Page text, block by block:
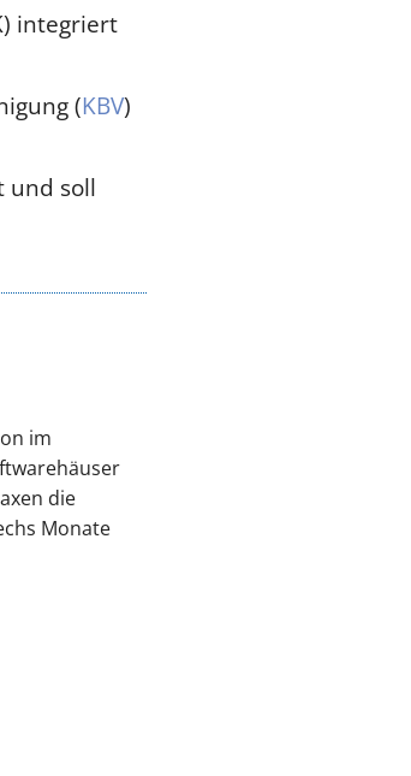
integriert
(KBV)
und soll
im
die
Monate